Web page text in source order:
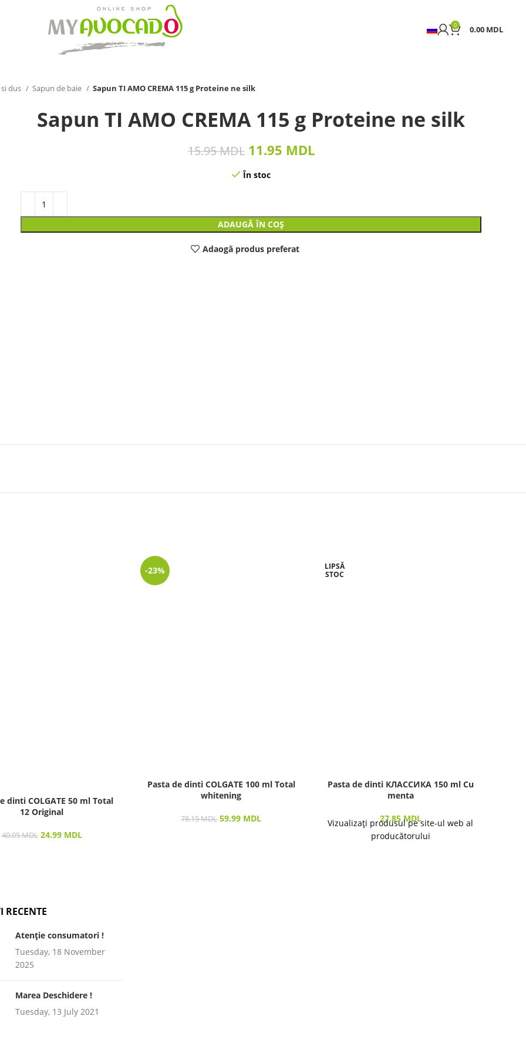
0 0.00 MDL
dus Sapun de baie Sapun TI AMO CREMA 115 g Proteine ne silk
Sapun TI AMO CREMA 115 g Proteine ne silk
15.95MDL 11.95 MDL
În stoc
ADAUGĂ ÎN COȘ
Adaogă produs preferat
dinti COLGATE 50 ml Total
12 Original
40.05MDL 24.99 MDL
-23%
Pasta de dinti COLGATE 100 ml Total
whitening
78.15MDL 59.99 MDL
LIPSĂ
STOC
Pasta de dinti КЛАССИКА 150 ml Cu
menta
27.85 MDL
Vizualizați produsul pe site-ul web al
producătorului
RECENTE
Atenție consumatori !
Tuesday, 18 November
2025
Marea Deschidere !
Tuesday, 13 July 2021